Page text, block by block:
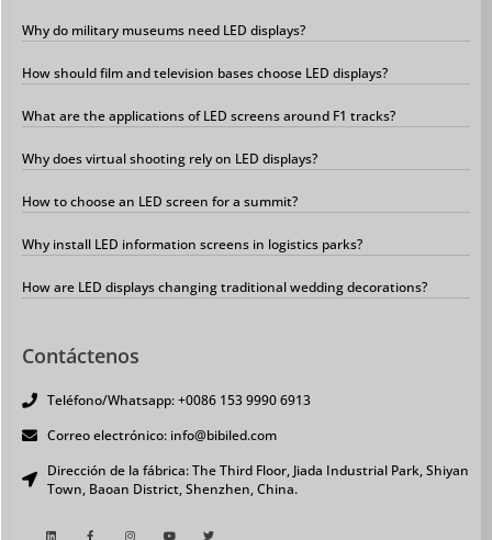
Why do military museums need LED displays?
How should film and television bases choose LED displays?
What are the applications of LED screens around F1 tracks?
Why does virtual shooting rely on LED displays?
How to choose an LED screen for a summit?
Why install LED information screens in logistics parks?
How are LED displays changing traditional wedding decorations?
Contáctenos
Teléfono/Whatsapp: +0086 153 9990 6913
Correo electrónico: info@bibiled.com
Dirección de la fábrica: The Third Floor, Jiada Industrial Park, Shiyan
Town, Baoan District, Shenzhen, China.